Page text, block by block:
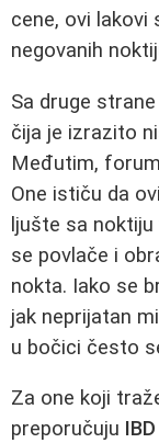
cene, ovi lakovi
negovanih
Sa druge
čija je izrazito
Međutim,
One ističu da
ljušte sa
se povlače i
nokta. Iako se
jak neprijatan
u bočici često
Za one koji
preporučuju